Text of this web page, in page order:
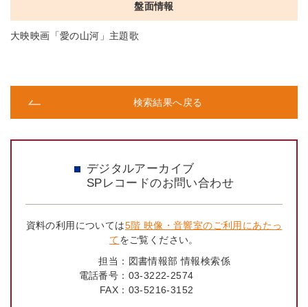
盤面情報
大映映画「愛の山河」主題歌
検索結果へ戻る
デジタルアーカイブ
SPレコードのお問い合わせ
資料の利用については5階 映像・音響室のご利用にあたっ
てをご覧ください。
担当： 図書情報部 情報検索係
電話番号： 03-3222-2574
FAX： 03-5216-3152